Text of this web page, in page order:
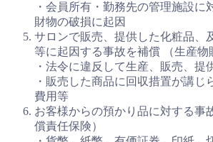
・会員所有・勤務先の管理施設に
財物の破損に起因
サロンで販売、提供した化粧品、
等に起因する事故を補償 （生産物
・法令に違反して生産、販売、提
・販売した商品に回収措置が講じ
費用等
お客様からの預かり品に対する事
償責任保険）